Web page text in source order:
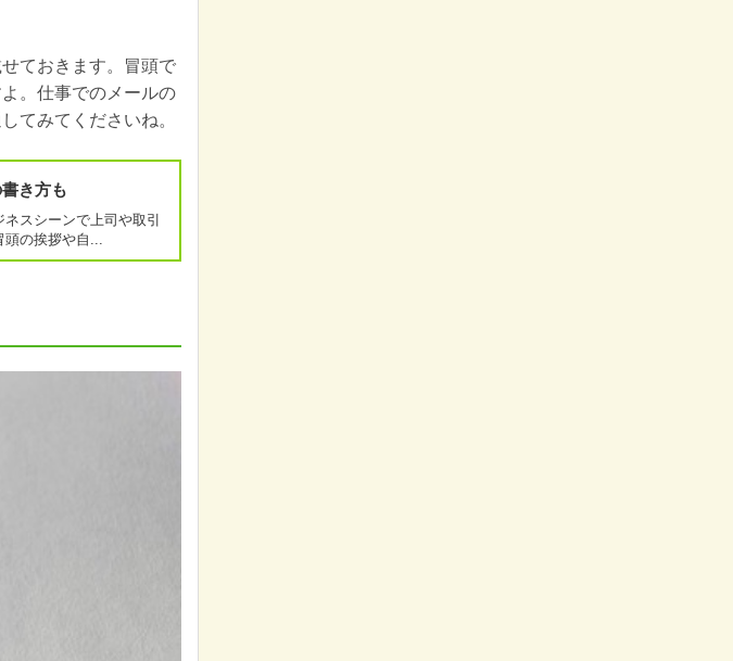
ておきます。冒頭で
。仕事でのメールの
てみてくださいね。
き方も
スシーンで上司や取引
の挨拶や自...